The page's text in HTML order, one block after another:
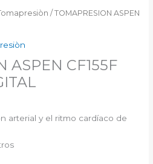
/ TOMAPRESION ASPEN
ASPEN CF155F
arterial y el ritmo cardíaco de